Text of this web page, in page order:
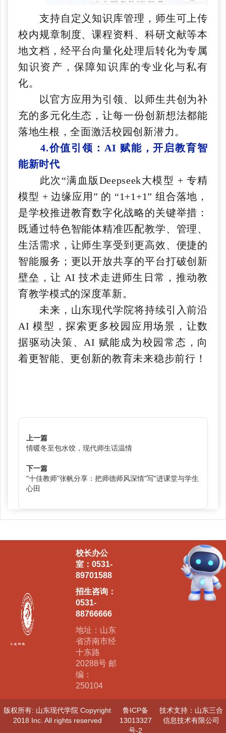
支持自定义知识库管理，师生可上传
校内规章制度、课程资料、科研文献等本
地文档，经平台向量化处理后转化为专属
知识资产，保障知识库的专业化与私有
化。
以官方应用为引领、以师生共创为补
充的多元化生态，让每一份创新想法都能
落地生根，全面激活校园创新潜力。
4.价值引领：AI 赋能，开启教育智
能新时代
此次“满血版Deepseek大模型 + 专精
模型 + 边缘应用” 的 “1+1+1” 组合落地，
是学校推进教育数字化战略的关键举措：
既通过特色智能体精准匹配教学、管理、
生活需求，让师生享受到更高效、便捷的
智能服务；更以开放共享的平台打破创新
壁垒，让 AI 技术走进师生日常，推动教
育教学模式的深度革新。
未来，山东现代学院将持续引入前沿
AI 模型，探索更多校园应用场景，让数
据驱动决策、AI 赋能成为校园常态，向
着更智能、更创新的教育未来稳步前行！
上一篇
情暖冬至包水饺，现代师生话温情
下一篇
"十佳教师"张帆分享：把师德师风深情"写"进课堂与学生
心田
校长办公
室：0531-
89701588
招生咨询：
0531-
88766666
地址：山东
省济南市经
十东路
20288号 邮
编：
250104
版权所有: 山东现代学院 Copyright
2018 Inc. All rights reserved
鲁ICP备
13013327
号-2
技术支持：山东三合
信息技术有限公司